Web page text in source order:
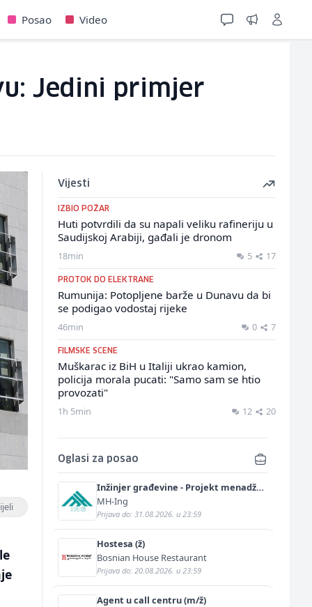
Posao Video
Jedini primjer
Vijesti
IZBIO POŽAR
Huti potvrdili da su napali veliku rafineriju u
Saudijskoj Arabiji, gađali je dronom
18min 5 17
PROTOK DO ELEKTRANE
Rumunija: Potopljene barže u Dunavu da bi
se podigao vodostaj rijeke
46min 0 7
FILMSKE SCENE
Muškarac iz BiH u Italiji ukrao kamion,
policija morala pucati: "Samo sam se htio
provozati"
1h 5min 12 20
Oglasi za posao
Inžinjer građevine - Projekt menadžer
(m/ž)
MH-Ing
Prijava do: 31.08.2026. u 23:59
Hostesa (ž)
Bosnian House Restaurant
Prijava do: 20.08.2026. u 23:59
Agent u call centru (m/ž)